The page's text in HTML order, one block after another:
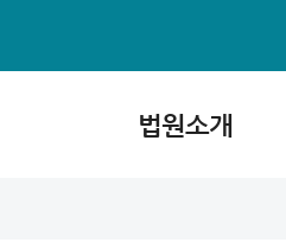
법원소개